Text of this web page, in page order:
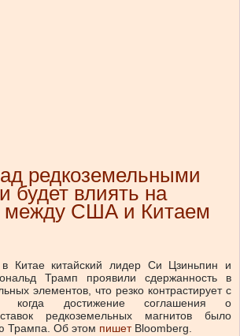
редкоземельными
будет влиять на
между США и Китаем
Китае китайский лидер Си Цзиньпин и
Трамп проявили сдержанность в
элементов, что резко контрастирует с
когда достижение соглашения о
редкоземельных магнитов было
Трампа. Об этом пишет Bloomberg.